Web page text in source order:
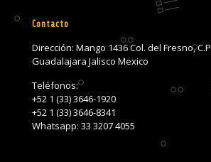
Contacto
Dirección: Mango 1436 Col. del Fresno,
Guadalajara Jalisco Mexico
Teléfonos:
+52 1 (33) 3646-1920
+52 1 (33) 3646-8341
Whatsapp: 33 3207 4055